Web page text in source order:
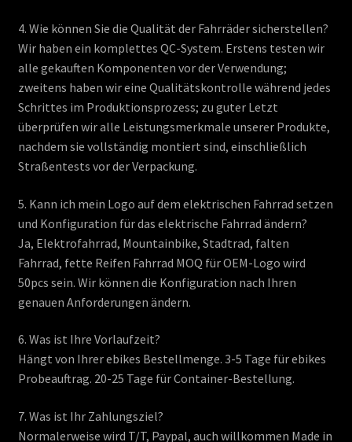
4. Wie können Sie die Qualität der Fahrräder sicherstellen?
Wir haben ein komplettes QC-System. Erstens testen wir
alle gekauften Komponenten vor der Verwendung;
zweitens haben wir eine Qualitätskontrolle während jedes
Schrittes im Produktionsprozess; zu guter Letzt
überprüfen wir alle Leistungsmerkmale unserer Produkte,
nachdem sie vollständig montiert sind, einschließlich
Straßentests vor der Verpackung.
5. Kann ich mein Logo auf dem elektrischen Fahrrad setzen
und Konfiguration für das elektrische Fahrrad ändern?
Ja, Elektrofahrrad, Mountainbike, Stadtrad, falten
Fahrrad, fette Reifen Fahrrad MOQ für OEM-Logo wird
50pcs sein. Wir können die Konfiguration nach Ihren
genauen Anforderungen ändern.
6. Was ist Ihre Vorlaufzeit?
Hängt von Ihrer ebikes Bestellmenge. 3-5 Tage für ebikes
Probeauftrag. 20-25 Tage für Container-Bestellung.
7. Was ist Ihr Zahlungsziel?
Normalerweise wird T/T, Paypal, auch willkommen Made in